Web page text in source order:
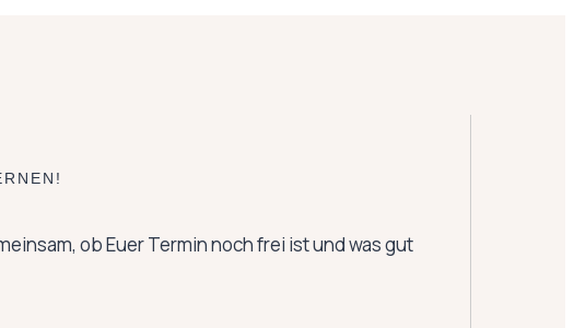
ob Euer Termin noch frei ist und was gut